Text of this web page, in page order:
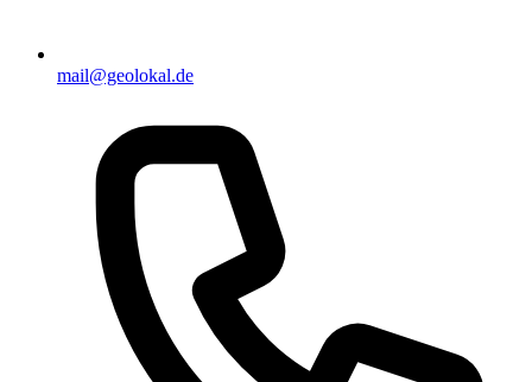
mail@geolokal.de